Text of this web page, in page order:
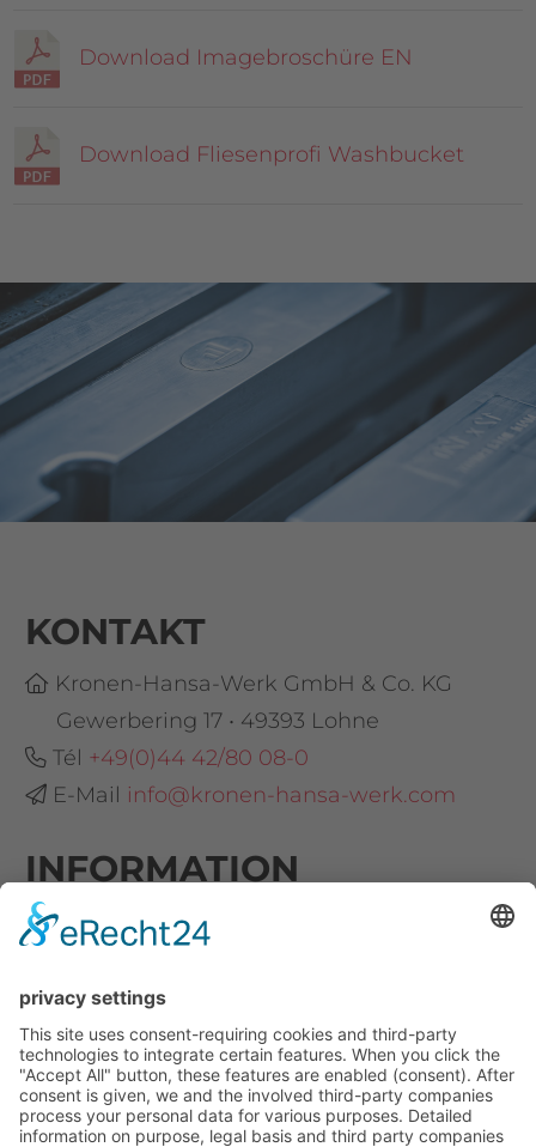
Download Imagebroschüre EN
Download Fliesenprofi Washbucket
KONTAKT
Kronen-Hansa-Werk GmbH & Co. KG
Gewerbering 17 • 49393 Lohne
Tél +49(0)44 42/80 08-0
E-Mail info@kronen-hansa-werk.com
INFORMATION
Certificat
Code of conduct
#SOCIAL